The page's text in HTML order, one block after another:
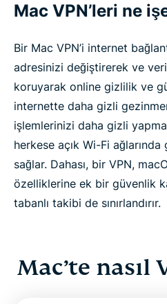
Mac VPN’leri ne
Bir Mac VPN’i internet
adresinizi değiştirerek ve
koruyarak online gizlilik ve
internette daha gizli
işlemlerinizi daha gizli
herkese açık Wi-Fi ağlarında
sağlar. Dahası, bir VPN,
özelliklerine ek bir güvenlik
tabanlı takibi de sınırlandırır.
Mac’te